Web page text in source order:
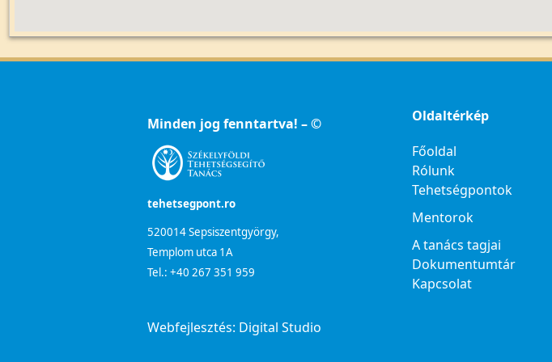
Minden jog fenntartva! – ©
tehetsegpont.ro
520014 Sepsiszentgyörgy,
Templom utca 1A
Tel.: +40 267 351 959
Webfejlesztés: Digital Studio
Oldaltérkép
Főoldal
Rólunk
Tehetségpontok
Mentorok
A tanács tagjai
Dokumentumtár
Kapcsolat